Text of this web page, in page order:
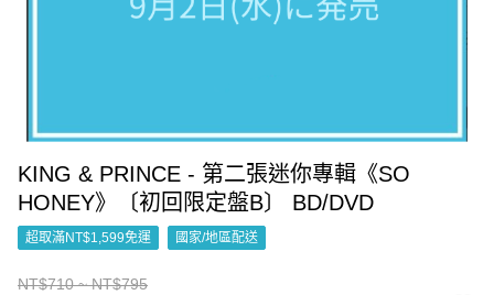
KING & PRINCE - 第二張迷你專輯《SO
HONEY》〔初回限定盤B〕 BD/DVD
超取滿NT$1,599免運 國家/地區配送
NT$710 ~ NT$795